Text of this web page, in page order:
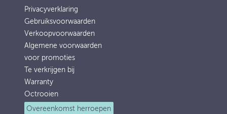
Privacyverklaring
Gebruiksvoorwaarden
Verkoopvoorwaarden
Algemene voorwaarden
voor promoties
Te verkrijgen bij
Warranty
Octrooien
Overeenkomst herroepen